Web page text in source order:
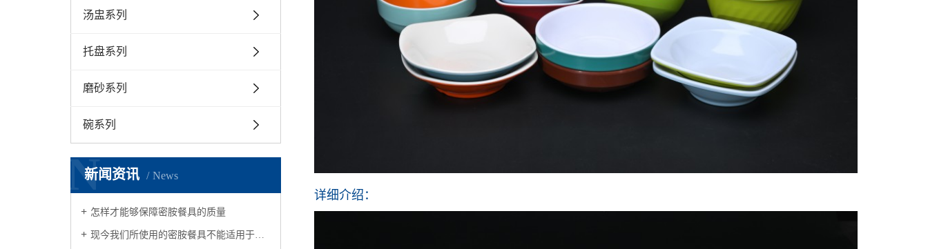
汤盅系列
托盘系列
磨砂系列
碗系列
新闻资讯 News
N
怎样才能够保障密胺餐具的质量
现今我们所使用的密胺餐具不能适用于微波炉
详细介绍：